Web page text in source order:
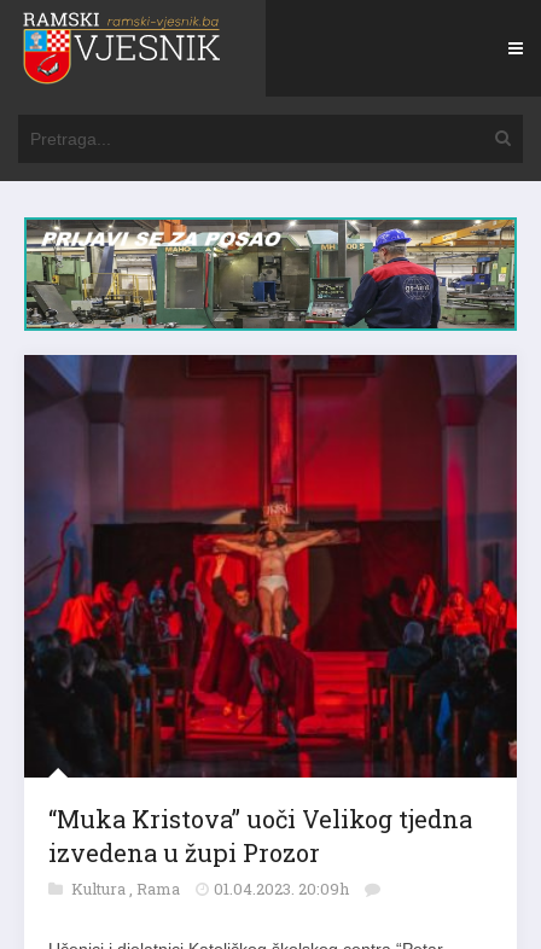
“Muka Kristova” uoči Velikog tjedna
izvedena u župi Prozor
Kultura , Rama 01.04.2023. 20:09h